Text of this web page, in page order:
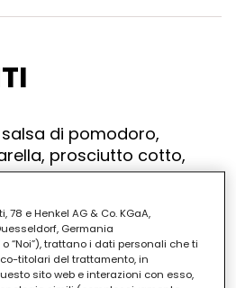
di pomodoro,
prosciutto cotto,
aggiungere la
in un ruoto i maccheroni
78 e Henkel AG & Co. KGaA,
Germania
“Noi”), trattano i dati personali che ti
titolari del trattamento, in
sito web e interazioni con esso,